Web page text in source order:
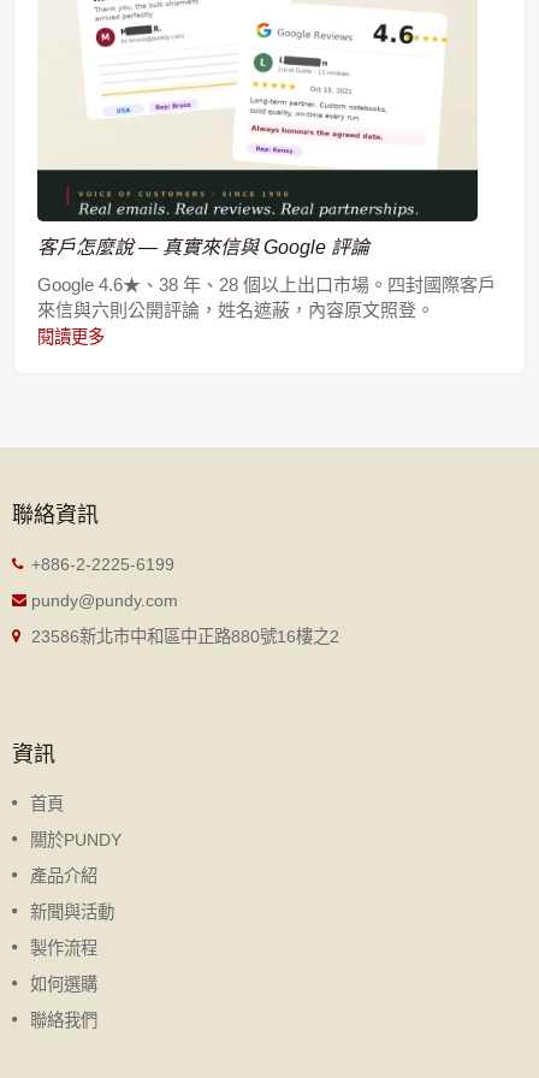
客戶怎麼說 — 真實來信與 Google 評論
Google 4.6★、38 年、28 個以上出口市場。四封國際客戶
來信與六則公開評論，姓名遮蔽，內容原文照登。
閱讀更多
聯絡資訊
+886-2-2225-6199
pundy@pundy.com
23586新北市中和區中正路880號16樓之2
資訊
首頁
關於PUNDY
產品介紹
新聞與活動
製作流程
如何選購
聯絡我們